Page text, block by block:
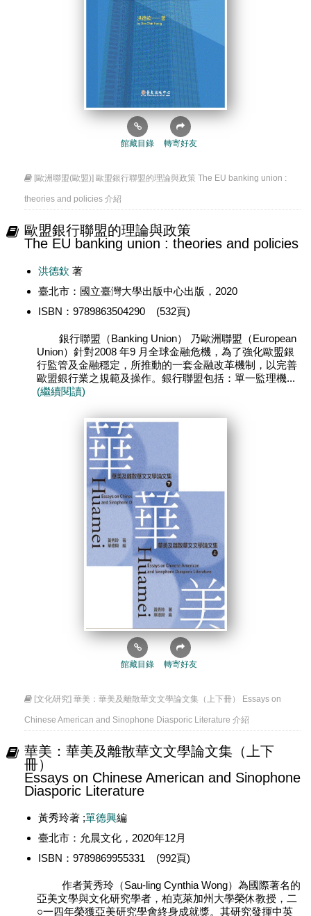
館藏目錄 轉寄好友
[歐洲聯盟(歐盟)] 歐盟銀行聯盟的理論與政策 The EU banking union :
theories and policies 介紹
歐盟銀行聯盟的理論與政策
The EU banking union : theories and policies
洪德欽 著
臺北市：國立臺灣大學出版中心出版，2020
ISBN：9789863504290 (532頁)
銀行聯盟（Banking Union） 乃歐洲聯盟（European
Union）針對2008 年9 月全球金融危機，為了強化歐盟銀
行監管及金融穩定，所推動的一套金融改革機制，以完善
歐盟銀行業之規範及操作。銀行聯盟包括：單一監理機...
(繼續閱讀)
館藏目錄 轉寄好友
[文化研究] 華美：華美及離散華文文學論文集（上下冊） Essays on
Chinese American and Sinophone Diasporic Literature 介紹
華美：華美及離散華文文學論文集（上下
冊）
Essays on Chinese American and Sinophone
Diasporic Literature
黃秀玲著 ;單德興編
臺北市：允晨文化，2020年12月
ISBN：9789869955331 (992頁)
作者黃秀玲（Sau-ling Cynthia Wong）為國際著名的
亞美文學與文化研究學者，柏克萊加州大學榮休教授，二
○一四年榮獲亞美研究學會終身成就獎。其研究發揮中英